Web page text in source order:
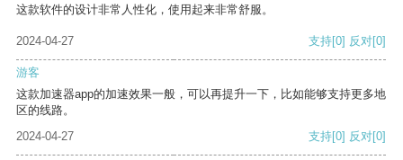
这款软件的设计非常人性化，使用起来非常舒服。
2024-04-27 支持[0] 反对[0]
游客
这款加速器app的加速效果一般，可以再提升一下，比如能够支持更多地
区的线路。
2024-04-27
支持[0] 反对[0]